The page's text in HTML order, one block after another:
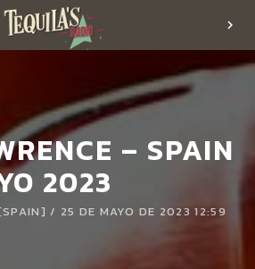
chevron_right
– SPAIN
2023
/ 25 DE MAYO DE 2023 12:59